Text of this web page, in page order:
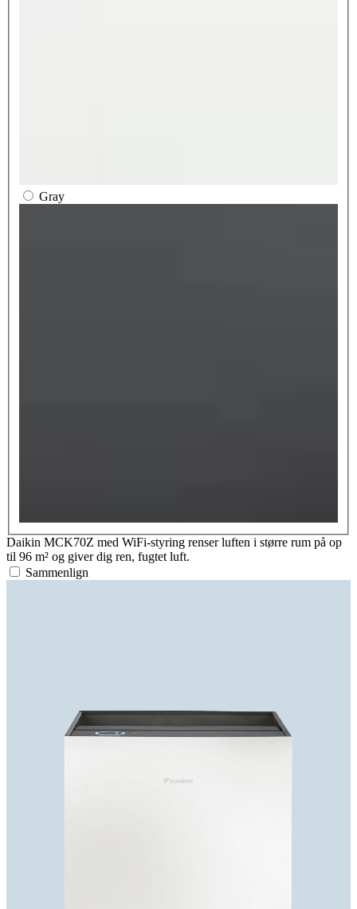
Gray
Daikin MCK70Z med WiFi-styring renser luften i større rum på op
til 96 m² og giver dig ren, fugtet luft.
Sammenlign